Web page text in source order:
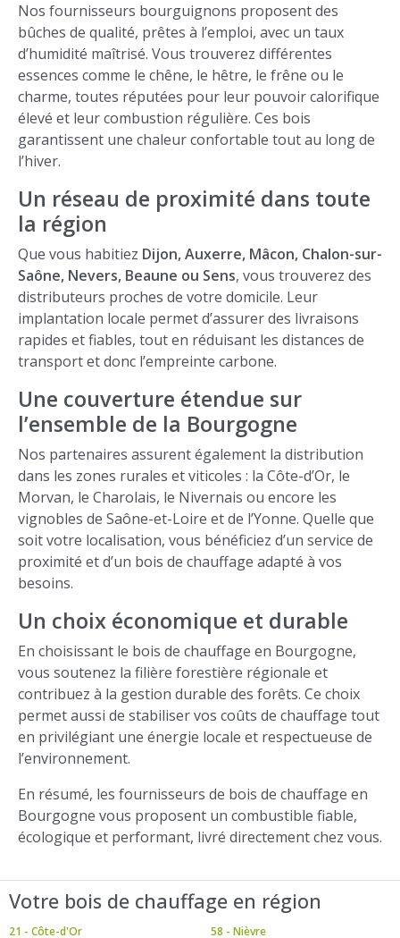
Nos fournisseurs bourguignons proposent des
bûches de qualité, prêtes à l’emploi, avec un taux
d’humidité maîtrisé. Vous trouverez différentes
essences comme le chêne, le hêtre, le frêne ou le
charme, toutes réputées pour leur pouvoir calorifique
élevé et leur combustion régulière. Ces bois
garantissent une chaleur confortable tout au long de
l’hiver.
Un réseau de proximité dans toute
la région
Que vous habitiez Dijon, Auxerre, Mâcon, Chalon-sur-
Saône, Nevers, Beaune ou Sens, vous trouverez des
distributeurs proches de votre domicile. Leur
implantation locale permet d’assurer des livraisons
rapides et fiables, tout en réduisant les distances de
transport et donc l’empreinte carbone.
Une couverture étendue sur
l’ensemble de la Bourgogne
Nos partenaires assurent également la distribution
dans les zones rurales et viticoles : la Côte-d’Or, le
Morvan, le Charolais, le Nivernais ou encore les
vignobles de Saône-et-Loire et de l’Yonne. Quelle que
soit votre localisation, vous bénéficiez d’un service de
proximité et d’un bois de chauffage adapté à vos
besoins.
Un choix économique et durable
En choisissant le bois de chauffage en Bourgogne,
vous soutenez la filière forestière régionale et
contribuez à la gestion durable des forêts. Ce choix
permet aussi de stabiliser vos coûts de chauffage tout
en privilégiant une énergie locale et respectueuse de
l’environnement.
En résumé, les fournisseurs de bois de chauffage en
Bourgogne vous proposent un combustible fiable,
écologique et performant, livré directement chez vous.
Votre bois de chauffage en région
21 - Côte-d'Or 58 - Nièvre